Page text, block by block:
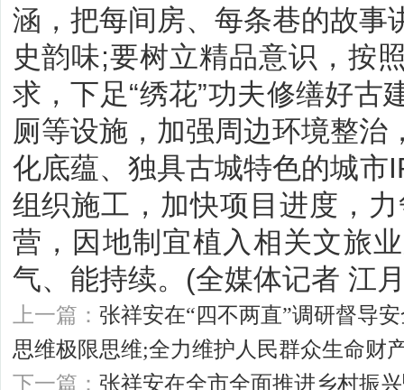
涵，把每间房、每条巷的故事
史韵味;要树立精品意识，按
求，下足“绣花”功夫修缮好古
厕等设施，加强周边环境整治
化底蕴、独具古城特色的城市
组织施工，加快项目进度，
营，因地制宜植入相关文旅
气、能持续。(全媒体记者 江
上一篇： 张祥安在“四不两直”调研督导
思维极限思维;全力维护人民群众生命财
下一篇： 张祥安在全市全面推进乡村振